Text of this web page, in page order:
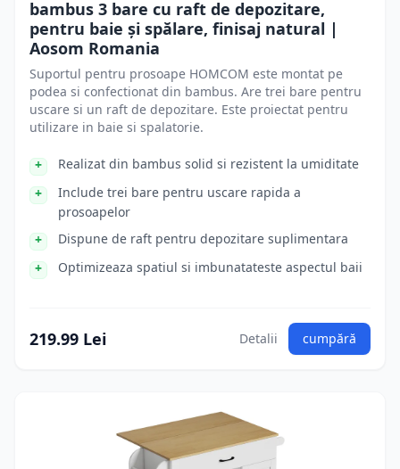
bambus 3 bare cu raft de depozitare,
pentru baie și spălare, finisaj natural |
Aosom Romania
Suportul pentru prosoape HOMCOM este montat pe
podea si confectionat din bambus. Are trei bare pentru
uscare si un raft de depozitare. Este proiectat pentru
utilizare in baie si spalatorie.
Realizat din bambus solid si rezistent la umiditate
Include trei bare pentru uscare rapida a
prosoapelor
Dispune de raft pentru depozitare suplimentara
Optimizeaza spatiul si imbunatateste aspectul baii
219.99 Lei Detalii cumpără